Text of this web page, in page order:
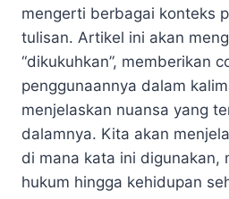
mengerti berbagai konteks
tulisan. Artikel ini akan
“dikukuhkan”, memberikan
penggunaannya dalam
menjelaskan nuansa yang
dalamnya. Kita akan
di mana kata ini digunakan,
hukum hingga kehidupan